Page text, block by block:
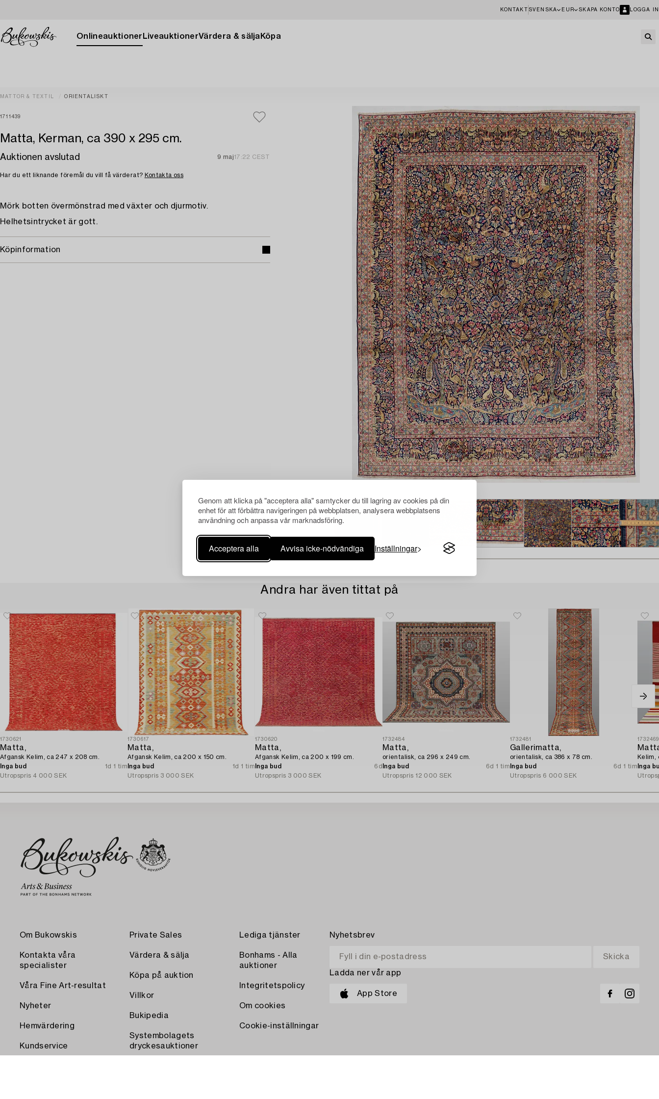
Genom att klicka på "acceptera alla" samtycker du till lagring av cookies på din
enhet för att förbättra navigeringen på webbplatsen, analysera webbplatsens
användning och anpassa vår marknadsföring.
Acceptera alla Avvisa icke-nödvändiga Inställningar
KONTAKT SVENSKA EUR SKAPA KONTO LOGGA IN
Onlineauktioner LiveauktionerVärdera & sälja Köpa
MATTOR & TEXTIL ORIENTALISKT
1711439
Matta, Kerman, ca 390 x 295 cm.
Auktionen avslutad 9 maj17:22 CEST
Har du ett liknande föremål du vill få värderat? Kontakta oss
Mörk botten övermönstrad med växter och djurmotiv.
Helhetsintrycket är gott.
Köpinformation
Andra har även tittat på
1730621
Matta,
Afgansk Kelim, ca 247 x 208 cm.
Inga bud
1d 1 tim
Utropspris 4 000 SEK
1730617
Matta,
Afgansk Kelim, ca 200 x 150 cm.
Inga bud
1d 1 tim
Utropspris 3 000 SEK
1730620
Matta,
Afgansk Kelim, ca 200 x 199 cm.
Inga bud
6d
Utropspris 3 000 SEK
1732484
Matta,
orientalisk, ca 296 x 249 cm.
Inga bud
6d 1 tim
Utropspris 12 000 SEK
1732481
Gallerimatta,
orientalisk, ca 386 x 78 cm.
Inga bud
6d 1 tim
Utropspris 6 000 SEK
1732469
Kelim,
Inga
Om Bukowskis
Kontakta våra
specialister
Våra Fine Art-resultat
Nyheter
Hemvärdering
Kundservice
Private Sales
Värdera & sälja
Köpa på auktion
Villkor
Bukipedia
Systembolagets
dryckesauktioner
Lediga tjänster
Bonhams - Alla
auktioner
Integritetspolicy
Om cookies
Cookie-inställningar
Nyhetsbrev
Ladda ner vår app
App Store